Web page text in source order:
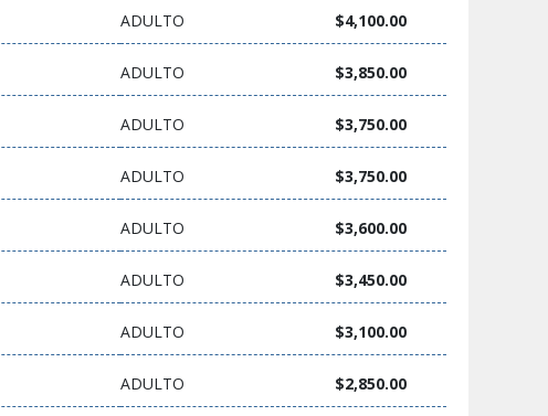
ADULTO $4,100.00
ADULTO $3,850.00
ADULTO $3,750.00
ADULTO $3,750.00
ADULTO $3,600.00
ADULTO $3,450.00
ADULTO $3,100.00
ADULTO $2,850.00